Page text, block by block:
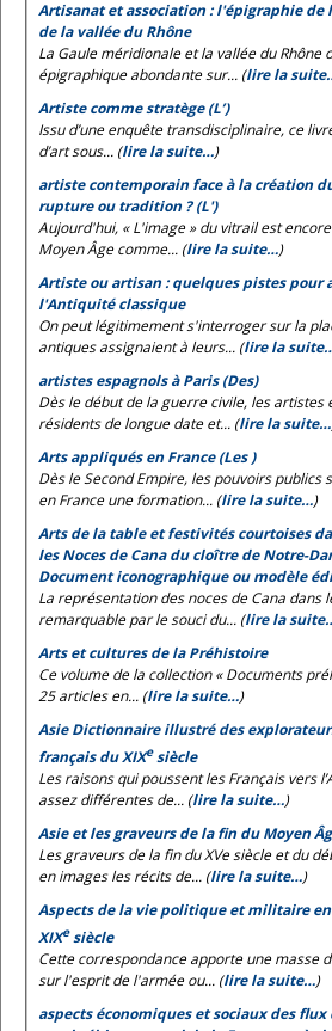
Artisanat et association : l'épigraphie de
de la vallée du Rhône
La Gaule méridionale et la vallée du
épigraphique abondante sur... (lire la
Artiste comme stratège (L’)
Issu d’une enquête transdisciplinaire, ce
d’art sous... (lire la suite…)
artiste contemporain face à la création
rupture ou tradition ? (L')
Aujourd'hui, « L'image » du vitrail est
Moyen Âge comme... (lire la suite…)
Artiste ou artisan : quelques pistes pour
l'Antiquité classique
On peut légitimement s'interroger sur la
antiques assignaient à leurs... (lire la
artistes espagnols à Paris (Des)
Dès le début de la guerre civile, les artistes
résidents de longue date et... (lire la suite…
Arts appliqués en France (Les )
Dès le Second Empire, les pouvoirs publics
en France une formation... (lire la suite…)
Arts de la table et festivités courtoises
lesNoces de Canadu cloître de Notre-
Document iconographique ou modèle
La représentation des noces de Cana dans
remarquable par le souci du... (lire la
Arts et cultures de la Préhistoire
Ce volume de la collection « Documents
25 articles en... (lire la suite…)
Asie Dictionnaire illustré des
français du XIXesiècle
Les raisons qui poussent les Français vers
assez différentes de... (lire la suite…)
Les graveurs de la fin du XVe siècle et du
en images les récits de... (lire la suite…)
Aspects de la vie politique et militaire
XIXesiècle
Cette correspondance apporte une masse
sur l'esprit de l'armée ou... (lire la suite…)
aspects économiques et sociaux des